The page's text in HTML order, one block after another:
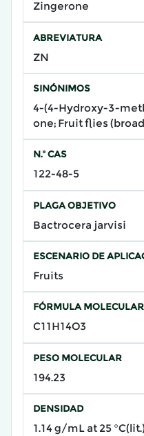
Zingerone
ABREVIATURA
ZN
SINÓNIMOS
4-(4-Hydroxy-3-
one; Fruit flies
N.º CAS
122-48-5
PLAGA OBJETIVO
Bactrocera jarvisi
ESCENARIO DE
Fruits
FÓRMULA MOLECULAR
C11H14O3
PESO MOLECULAR
194.23
DENSIDAD
1.14 g/mL at 25